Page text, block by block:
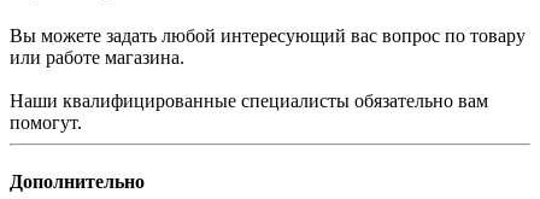
Вы можете задать любой интересующий вас вопрос по товару
или работе магазина.
Наши квалифицированные специалисты обязательно вам
помогут.
Дополнительно